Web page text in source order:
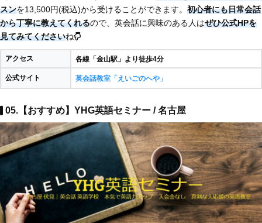
スンを13,500円(税込)から受けることができます。 初心者にも日常会話
から丁寧に教えてくれるので、英会話に興味のある人はぜひ公式HPを
見てみてくださいね
アクセス 各線「金山駅」より徒歩4分
公式サイト 英会話教室「えいごのへや」
05.【おすすめ】YHG英語セミナー / 名古屋